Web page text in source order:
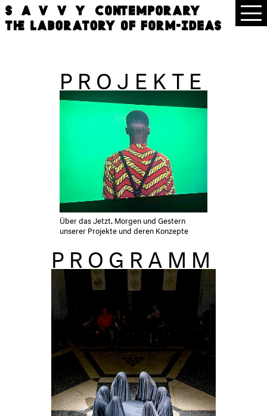
PROJEKTE
Über das Jetzt, Morgen und Gestern
unserer Projekte und deren Konzepte
PROGRAMM